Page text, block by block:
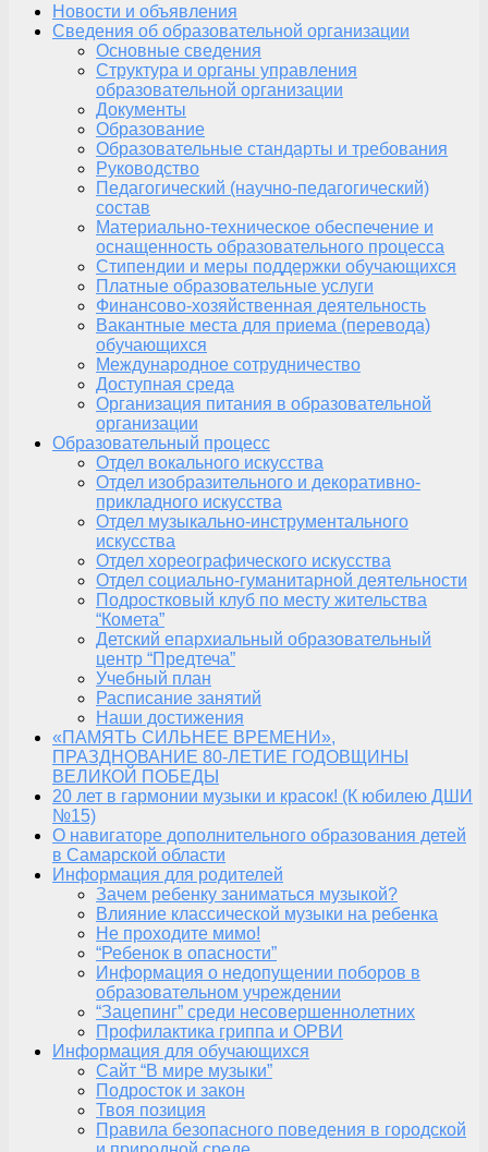
Новости и объявления
Сведения об образовательной организации
Основные сведения
Структура и органы управления
образовательной организации
Документы
Образование
Образовательные стандарты и требования
Руководство
Педагогический (научно-педагогический)
состав
Материально-техническое обеспечение и
оснащенность образовательного процесса
Стипендии и меры поддержки обучающихся
Платные образовательные услуги
Финансово-хозяйственная деятельность
Вакантные места для приема (перевода)
обучающихся
Международное сотрудничество
Доступная среда
Организация питания в образовательной
организации
Образовательный процесс
Отдел вокального искусства
Отдел изобразительного и декоративно-
прикладного искусства
Отдел музыкально-инструментального
искусства
Отдел хореографического искусства
Отдел социально-гуманитарной деятельности
Подростковый клуб по месту жительства
“Комета”
Детский епархиальный образовательный
центр “Предтеча”
Учебный план
Расписание занятий
Наши достижения
«ПАМЯТЬ СИЛЬНЕЕ ВРЕМЕНИ»,
ПРАЗДНОВАНИЕ 80-ЛЕТИЕ ГОДОВЩИНЫ
ВЕЛИКОЙ ПОБЕДЫ
20 лет в гармонии музыки и красок! (К юбилею ДШИ
№15)
О навигаторе дополнительного образования детей
в Самарской области
Информация для родителей
Зачем ребенку заниматься музыкой?
Влияние классической музыки на ребенка
Не проходите мимо!
“Ребенок в опасности”
Информация о недопущении поборов в
образовательном учреждении
“Зацепинг” среди несовершеннолетних
Профилактика гриппа и ОРВИ
Информация для обучающихся
Сайт “В мире музыки”
Подросток и закон
Твоя позиция
Правила безопасного поведения в городской